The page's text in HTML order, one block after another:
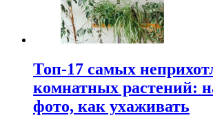
Топ-17 самых
комнатных растений:
фото, как ухаживать